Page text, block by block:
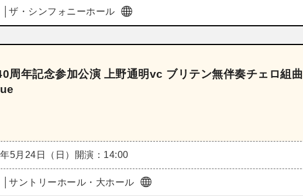
ザ・シンフォニーホール
周年記念参加公演 上野通明vc ブリテン無伴奏チェロ組曲
5月24日（日） 開演：14:00
サントリーホール・大ホール